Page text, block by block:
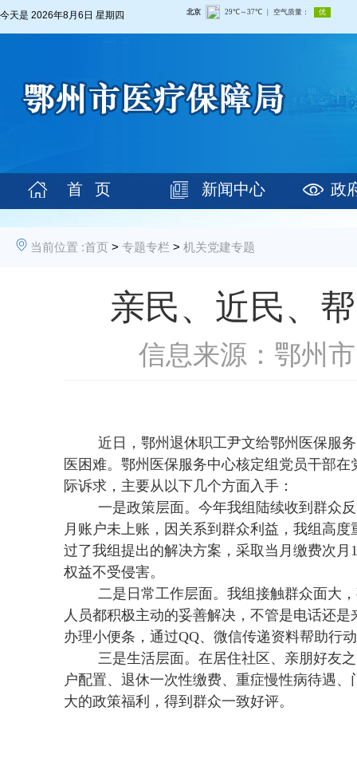
今天是 2026年8月6日 星期四
首 页 新闻中心 政
当前位置 :首页 > 专题专栏 > 机关党建专题
亲民、近民、
信息来源：鄂州
近日，鄂州退休职工尹文给鄂州医保服
医困难。鄂州医保服务中心核定组党员干部在
际诉求，主要从以下几个方面入手：
一是政策层面。 今年我组陆续收到群众
月 账 户未上账 ，因关系到群众利益，我组高
过了我组提出的解决方案，采取当月缴费次月
权益不受侵害。
二是日常工作层面。 我组接触群众面大
人员都积极主动的妥善解决，不管是电话还是
办理小便条，通过QQ、微信传递资料帮助行
三是生活层面。 在居住社 区、 亲朋好友
户配置、退休一次性缴费、重症慢性病待遇
大的政策福利，得到群众一致好评。